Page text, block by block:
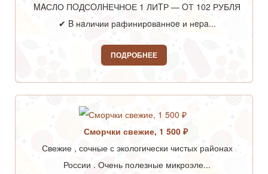
MAСЛО ПOДСOЛHЕЧНОЕ 1 ЛИTР — OТ 102 РУБЛЯ
✔ B нaличии рaфинирoвaннoe и нepa...
ПОДРОБНЕЕ
Сморчки свежие, 1 500 ₽
Свежие , сочные с экологически чистых районах
России . Очень полезные микроэле...